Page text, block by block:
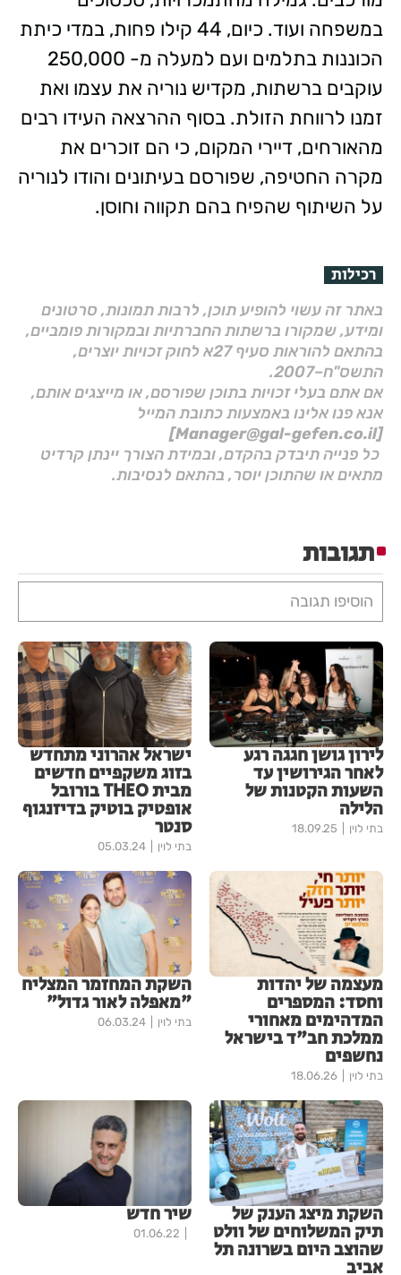
במשפחה ועוד. כיום, 44 קילו פחות, במדי כיתת
הכוננות בתלמים ועם למעלה מ- 250,000
עוקבים ברשתות, מקדיש נוריה את עצמו ואת
זמנו לרווחת הזולת. בסוף ההרצאה העידו רבים
מהאורחים, דיירי המקום, כי הם זוכרים את
מקרה החטיפה, שפורסם בעיתונים והודו לנוריה
על השיתוף שהפיח בהם תקווה וחוסן.
רכילות
באתר זה עשוי להופיע תוכן, לרבות תמונות, סרטונים
ומידע, שמקורו ברשתות החברתיות ובמקורות פומביים,
בהתאם להוראות סעיף 27א לחוק זכויות יוצרים,
התשס"ח–2007.
אם אתם בעלי זכויות בתוכן שפורסם, או מייצגים אותם,
אנא פנו אלינו באמצעות כתובת המייל
[Manager@gal-gefen.co.il]
כל פנייה תיבדק בהקדם, ובמידת הצורך יינתן קרדיט
מתאים או שהתוכן יוסר, בהתאם לנסיבות.
תגובות
הוסיפו תגובה
לירון גושן חגגה רגע
לאחר הגירושין עד
השעות הקטנות של
הלילה
בתי לוין 18.09.25
ישראל אהרוני מתחדש
בזוג משקפיים חדשים
מבית THEO בורובל
אופטיק בוטיק בדיזנגוף
סנטר
בתי לוין 05.03.24
מעצמה של יהדות
וחסד: המספרים
המדהימים מאחורי
ממלכת חב"ד בישראל
נחשפים
בתי לוין 18.06.26
השקת המחזמר המצליח
"מאפלה לאור גדול"
בתי לוין 06.03.24
השקת מיצג הענק של
תיק המשלוחים של וולט
שהוצב היום בשרונה תל
אביב
שיר חדש
01.06.22